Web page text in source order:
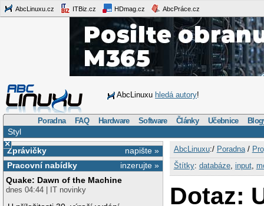
AbcLinuxu.cz ITBiz.cz HDmag.cz AbcPráce.cz
AbcLinuxu hledá autory!
Poradna FAQ Hardware Software Články Učebnice
Styl
×
napište »
Zprávičky
inzerujte »
Pracovní nabídky
Quake: Dawn of the Machine
dnes 04:44 | IT novinky
AbcLinuxu:/ Poradna/
Štítky: databáze, input,
Dotaz: